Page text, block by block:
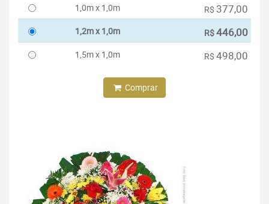
1,0m x 1,0m
R$ 377,00
1,2m x 1,0m R$446,00
1,5m x 1,0m R$ 498,00
Comprar